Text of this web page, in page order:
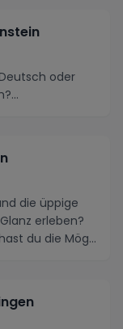
oder
die üppige
erleben?
du die Mög...